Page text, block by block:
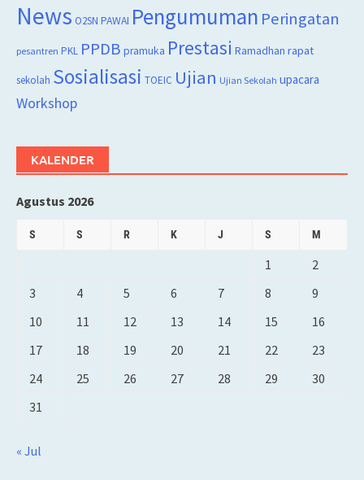
News O2SN PAWAI Pengumuman Peringatan
pesantren PKL PPDB pramuka Prestasi Ramadhan rapat
sekolah Sosialisasi TOEIC Ujian Ujian Sekolah upacara
Workshop
KALENDER
Agustus 2026
S S R K J S M
1
2
3
4 5 6 7 8
9
10
11 12 13 14 15
16
17
18 19 20 21 22
23
24
25 26 27 28 29
30
31
« Jul